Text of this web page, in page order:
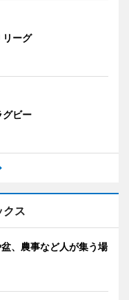
ーグ
ビー
クス
、農事など人が集う場